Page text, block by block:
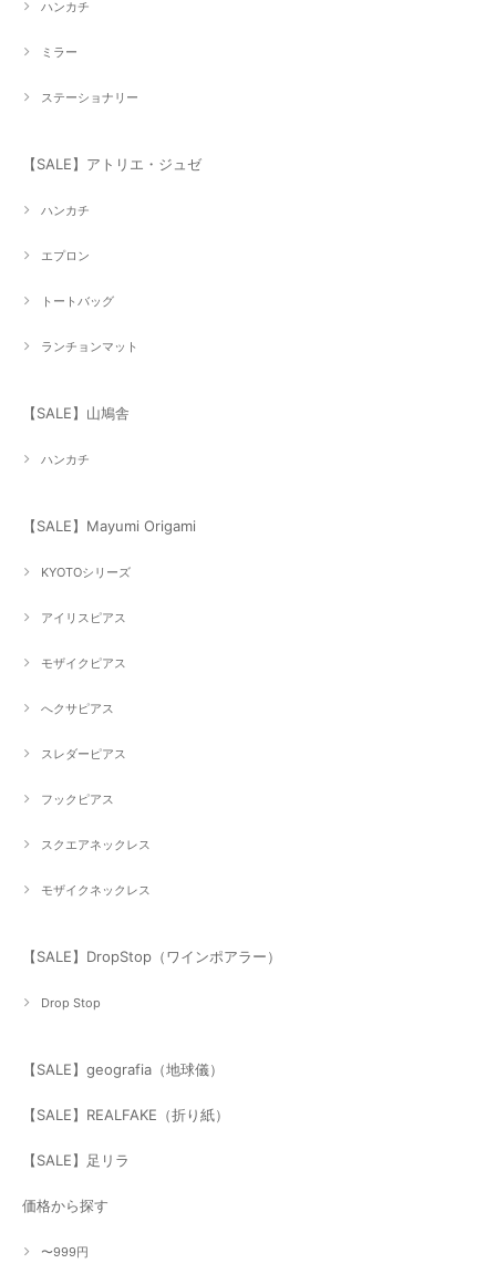
ハンカチ
ミラー
ステーショナリー
【SALE】アトリエ・ジュゼ
ハンカチ
エプロン
トートバッグ
ランチョンマット
【SALE】山鳩舎
ハンカチ
【SALE】Mayumi Origami
KYOTOシリーズ
アイリスピアス
モザイクピアス
へクサピアス
スレダーピアス
フックピアス
スクエアネックレス
モザイクネックレス
【SALE】DropStop（ワインポアラー）
Drop Stop
【SALE】geografia（地球儀）
【SALE】REALFAKE（折り紙）
【SALE】足リラ
価格から探す
〜999円